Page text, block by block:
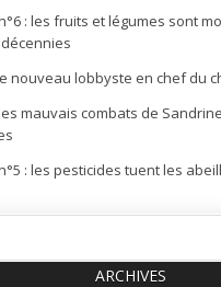
: les fruits et légumes sont
nouveau lobbyste en chef du
mauvais combats de
: les pesticides tuent les
ARCHIVES